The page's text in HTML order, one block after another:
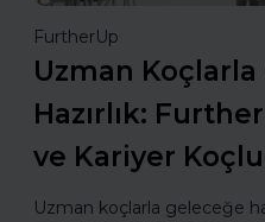
FurtherUp
Uzman Koçlarla
Hazırlık:
ve Kariyer
Uzman koçlarla geleceğe